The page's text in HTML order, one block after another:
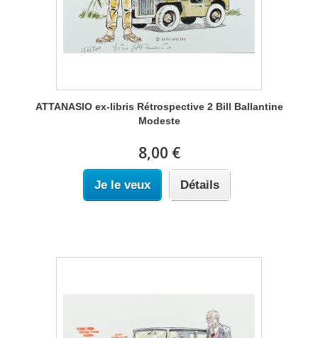
ATTANASIO ex-libris Rétrospective 2 Bill Ballantine
Modeste
8,00 €
Je le veux Détails